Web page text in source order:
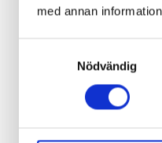
med annan
Nödvändig